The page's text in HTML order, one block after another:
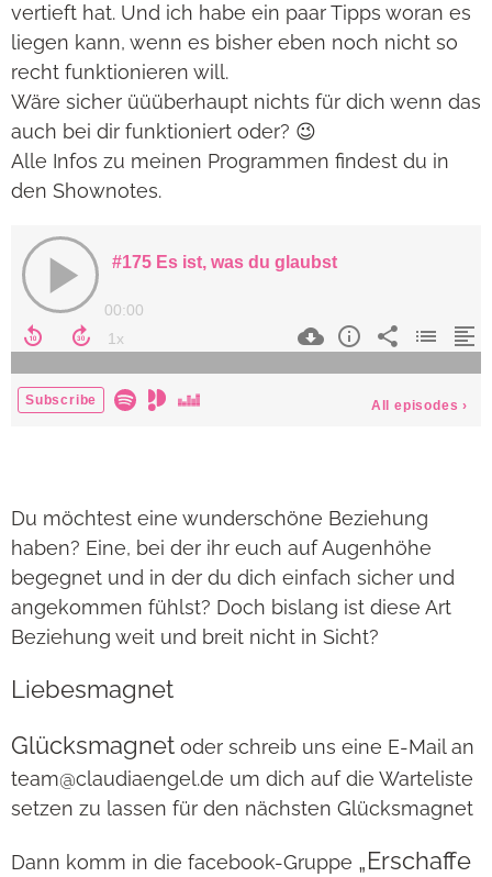
vertieft hat. Und ich habe ein paar Tipps woran es
liegen kann, wenn es bisher eben noch nicht so
recht funktionieren will.
Wäre sicher üüüberhaupt nichts für dich wenn das
auch bei dir funktioniert oder? 😉
Alle Infos zu meinen Programmen findest du in
den Shownotes.
Du möchtest eine wunderschöne Beziehung
haben? Eine, bei der ihr euch auf Augenhöhe
begegnet und in der du dich einfach sicher und
angekommen fühlst? Doch bislang ist diese Art
Beziehung weit und breit nicht in Sicht?
Liebesmagnet
Glücksmagnet oder schreib uns eine E-Mail an
team@claudiaengel.de um dich auf die Warteliste
setzen zu lassen für den nächsten Glücksmagnet
Dann komm in die facebook-Gruppe „Erschaffe